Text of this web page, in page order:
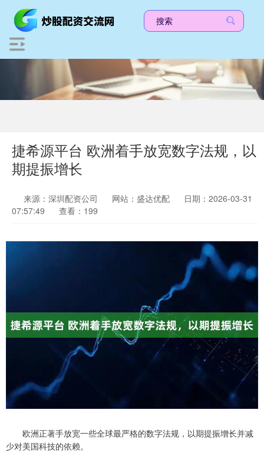
捷希源平台 欧洲着手放宽数字法规，以
期提振增长
来源：深圳配资公司 网站：盛达优配
日期：2026-03-31
07:57:49
查看：199
欧洲正著手放宽一些全球最严格的数字法规，以期提振增长并减
少对美国科技的依赖。